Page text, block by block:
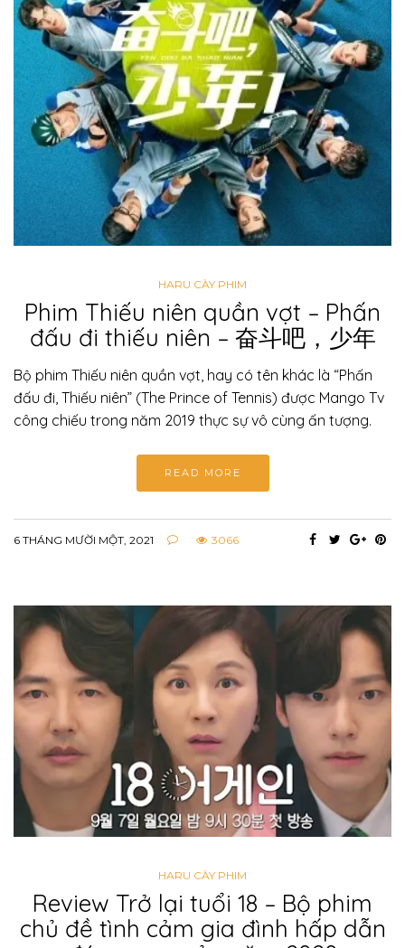
HARU CÀY PHIM
Phim Thiếu niên quần vợt – Phấn
đấu đi thiếu niên – 奋斗吧，少年
Bộ phim Thiếu niên quần vợt, hay có tên khác là “Phấn
đấu đi, Thiếu niên” (The Prince of Tennis) được Mango Tv
công chiếu trong năm 2019 thực sự vô cùng ấn tượng.
READ MORE
6 THÁNG MƯỜI MỘT, 2021 3066
HARU CÀY PHIM
Review Trở lại tuổi 18 – Bộ phim
chủ đề tình cảm gia đình hấp dẫn